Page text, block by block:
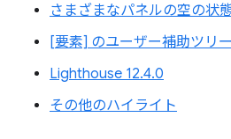
さまざまなパネルの空の状
[要素] のユーザー補助ツリ
Lighthouse 12.4.0
その他のハイライト